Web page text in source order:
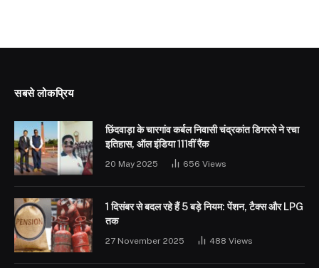
सबसे लोकप्रिय
छिंदवाड़ा के चारगांव कर्बल निवासी चंद्रकांत डिगरसे ने रचा
इतिहास, ऑल इंडिया 111वीं रैंक
20 May 2025 656 Views
1 दिसंबर से बदल रहे हैं 5 बड़े नियम: पेंशन, टैक्स और LPG
तक
27 November 2025 488 Views